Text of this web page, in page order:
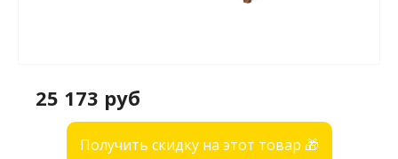
25 173 руб
Получить скидку на этот товар 🎁